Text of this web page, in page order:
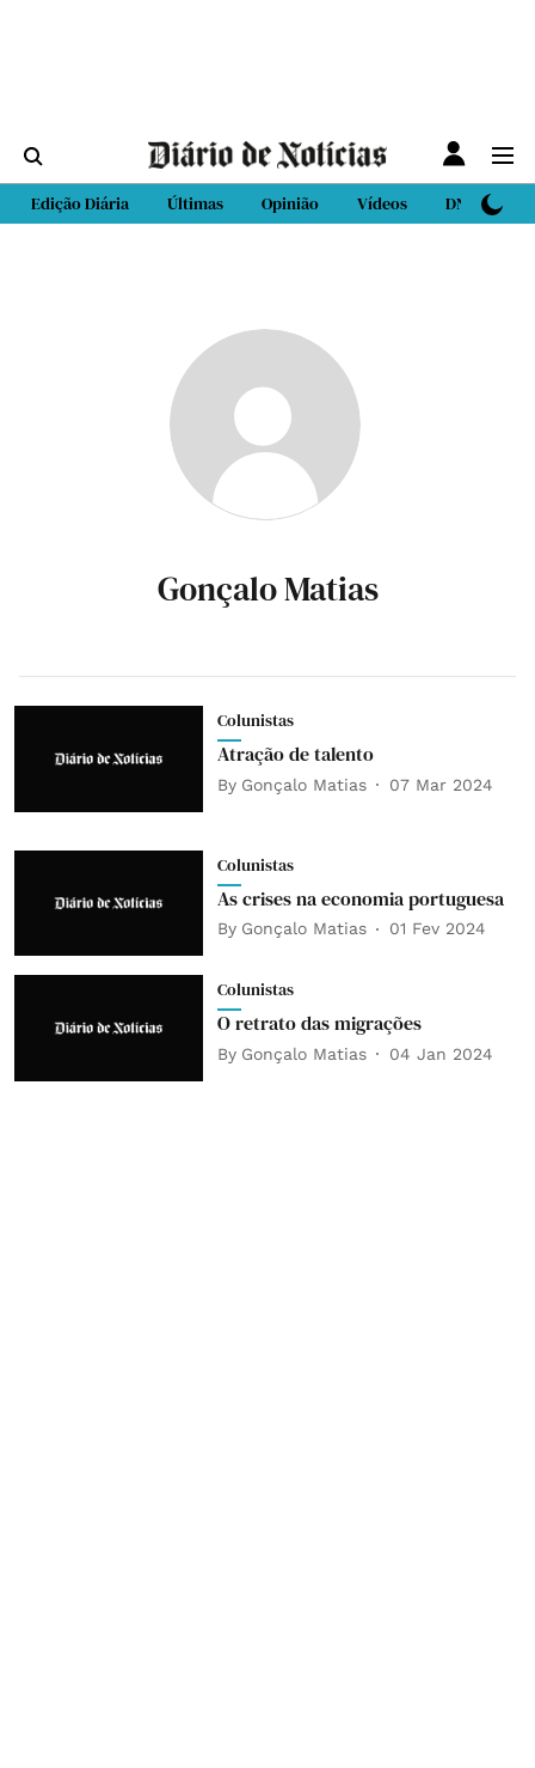
Edição Diária Últimas Opinião Vídeos DN Sport
Gonçalo Matias
Colunistas
Atração de talento
By Gonçalo Matias 07 Mar 2024
Colunistas
As crises na economia portuguesa
By Gonçalo Matias 01 Fev 2024
Colunistas
O retrato das migrações
By Gonçalo Matias 04 Jan 2024